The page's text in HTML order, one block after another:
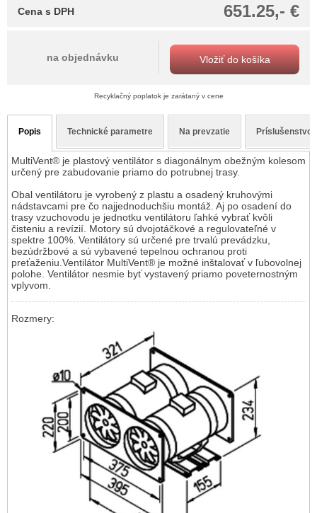
651.25,- €
Cena s DPH
na objednávku Vložiť do košíka
Recyklačný poplatok je zarátaný v cene
Popis Technické parametre Na prevzatie Príslušenstvo
MultiVent® je plastový ventilátor s diagonálnym obežným kolesom
určený pre zabudovanie priamo do potrubnej trasy.
Obal ventilátoru je vyrobený z plastu a osadený kruhovými
nádstavcami pre čo najjednoduchšiu montáž. Aj po osadení do
trasy vzuchovodu je jednotku ventilátoru ľahké vybrať kvôli
čisteniu a revízií. Motory sú dvojotáčkové a regulovateľné v
spektre 100%. Ventilátory sú určené pre trvalú prevádzku,
bezúdržbové a sú vybavené tepelnou ochranou proti
preťaženiu.Ventilátor MultiVent® je možné inštalovať v ľubovolnej
polohe. Ventilátor nesmie byť vystavený priamo poveternostným
vplyvom.
Rozmery: